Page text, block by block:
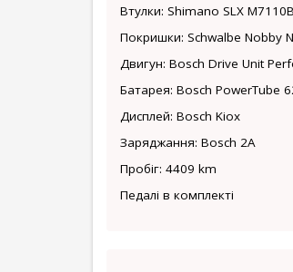
Втулки: Shimano SLX M7110B
Покришки: Schwalbe Nobby
Двигун: Bosch Drive Unit
Батарея: Bosch PowerTube
Дисплей: Bosch Kiox
Заряджання: Bosch 2A
Пробіг: 4409 km
Педалі в комплекті